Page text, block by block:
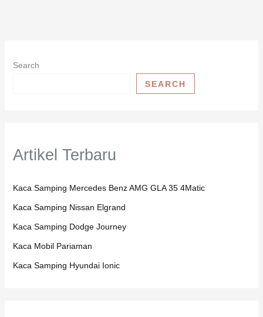
Search
SEARCH
Artikel Terbaru
Kaca Samping Mercedes Benz AMG GLA 35 4Matic
Kaca Samping Nissan Elgrand
Kaca Samping Dodge Journey
Kaca Mobil Pariaman
Kaca Samping Hyundai Ionic